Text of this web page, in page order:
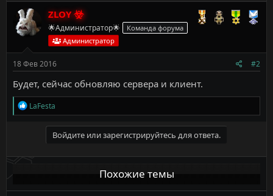
ZLOY
🌟Администратор🌟
Команда форума
Администратор
18 Фев 2016 #2
Будет, сейчас обновляю сервера и клиент.
Р
е
LaFesta
Войдите или зарегистрируйтесь для ответа.
Похожие темы